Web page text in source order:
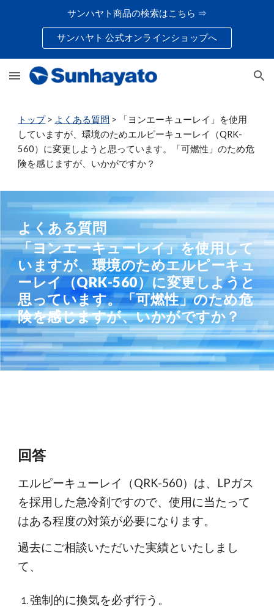
サンハヤト商品の検索はこちら ⇒
サンハヤト 公式オンラインショップへ
トップ> よくある質問 >
「ヨンエーキューレイ」を使用
していますが、環境のためエルピーキューレイ（QRK-
560）に変更しようと思っています。「可燃性」のため危
険を感じますが、いかがですか？
よくある質問
「ヨンエーキューレイ」を使用して
いますが、環境のためエルピーキュ
ーレイ（QRK-560）に変更しようと
思っています。「可燃性」のため危
険を感じますが、いかがですか？
回答
エルピーキューレイ（QRK-560）は、LPガス
を採用した急冷剤ですので、使用に当たって
はある程度の対策が必要になります。
過去にご相談いただいた実績といたしまし
て、
強制的に換気を必ず行う。